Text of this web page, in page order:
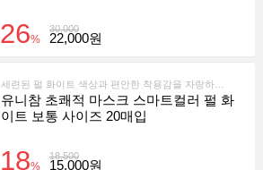
30,000
26% 22,000원
세련된 펄 화이트 색상과 편안한 착용감을 자랑하는 프리미엄 일회용 마스크입니다.
유니참 초쾌적 마스크 스마트컬러 펄 화
이트 보통 사이즈 20매입
18,500
18% 15,000원